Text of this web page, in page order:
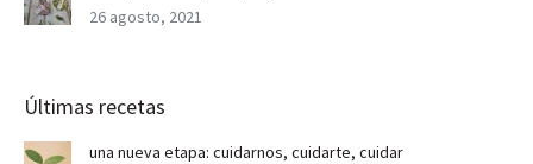
26 agosto, 2021
Últimas recetas
una nueva etapa: cuidarnos, cuidarte, cuidar